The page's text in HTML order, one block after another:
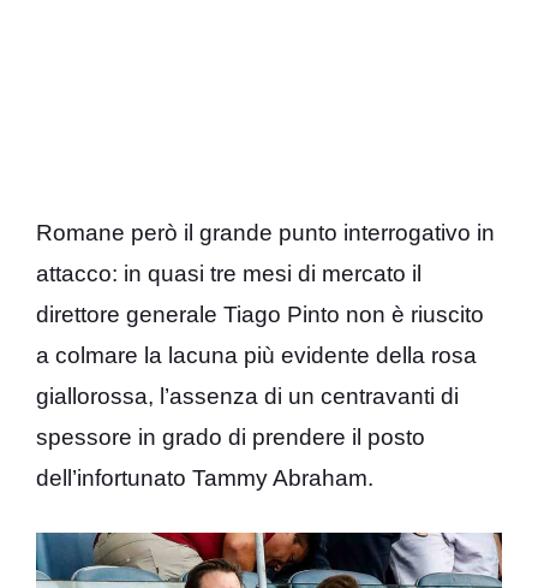
Romane però il grande punto interrogativo in
attacco: in quasi tre mesi di mercato il
direttore generale Tiago Pinto non è riuscito
a colmare la lacuna più evidente della rosa
giallorossa, l’assenza di un centravanti di
spessore in grado di prendere il posto
dell’infortunato Tammy Abraham.